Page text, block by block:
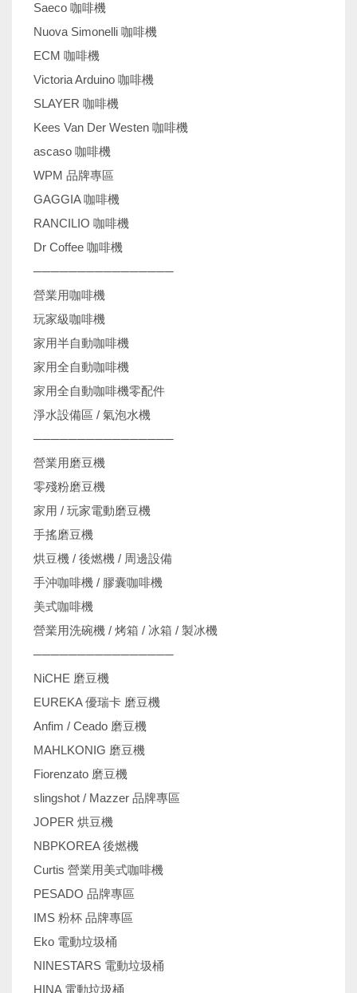
Saeco 咖啡機
Nuova Simonelli 咖啡機
ECM 咖啡機
Victoria Arduino 咖啡機
SLAYER 咖啡機
Kees Van Der Westen 咖啡機
ascaso 咖啡機
WPM 品牌專區
GAGGIA 咖啡機
RANCILIO 咖啡機
Dr Coffee 咖啡機
────────────────
營業用咖啡機
玩家級咖啡機
家用半自動咖啡機
家用全自動咖啡機
家用全自動咖啡機零配件
淨水設備區 / 氣泡水機
────────────────
營業用磨豆機
零殘粉磨豆機
家用 / 玩家電動磨豆機
手搖磨豆機
烘豆機 / 後燃機 / 周邊設備
手沖咖啡機 / 膠囊咖啡機
美式咖啡機
營業用洗碗機 / 烤箱 / 冰箱 / 製冰機
────────────────
NiCHE 磨豆機
EUREKA 優瑞卡 磨豆機
Anfim / Ceado 磨豆機
MAHLKONIG 磨豆機
Fiorenzato 磨豆機
slingshot / Mazzer 品牌專區
JOPER 烘豆機
NBPKOREA 後燃機
Curtis 營業用美式咖啡機
PESADO 品牌專區
IMS 粉杯 品牌專區
Eko 電動垃圾桶
NINESTARS 電動垃圾桶
HINA 電動垃圾桶